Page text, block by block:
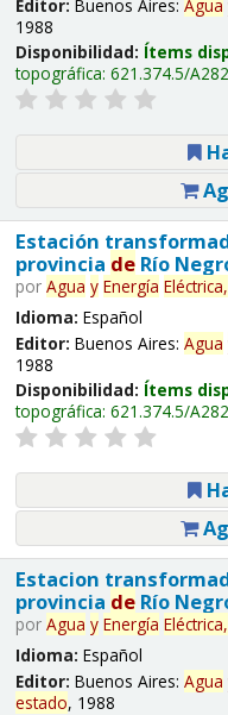
Editor: Buenos Aires: Agua
1988
Disponibilidad: Ítems
topográfica: 621.374.5/
Estación
provincia deRío
por Agua y Energía Eléctrica,
Idioma: Español
Editor: Buenos Aires: Agua
1988
Disponibilidad: Ítems
topográfica: 621.374.5/
Estacion
provincia deRío
por Agua y Energía Eléctrica,
Idioma: Español
Editor: Buenos Aires: Agua
estado, 1988